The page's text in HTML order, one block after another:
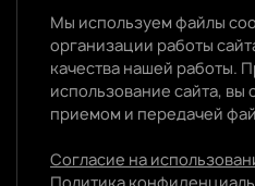
Реквизиты
ООО “МЭФ
ИНН
ОГРН
Уведомление об
Мы используем файлы cookie
работы сайта и повышения
Мы используем файлы
организации работы
качества нашей работы.
использование сайта, вы
приемом и передачей
Согласие на